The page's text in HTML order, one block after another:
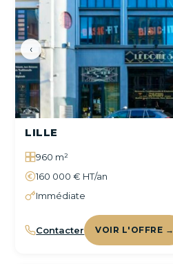
‹
LILLE
960 m²
160 000 € HT/an
Immédiate
Contacter VOIR L'OFFRE →